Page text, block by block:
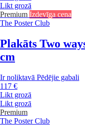
Likt grozā
Premium Izdevīga cena
The Poster Club
Plakāts Two
cm
Ir noliktavā Pēdējie gabali
117 €
Likt grozā
Likt grozā
Premium
The Poster Club